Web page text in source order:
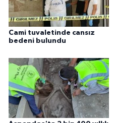
Cami tuvaletinde cansız
bedeni bulundu